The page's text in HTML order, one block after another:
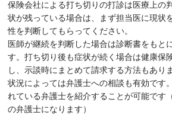
保険会社による打ち切りの打診は医療上の
状が残っている場合は、まず担当医に現状
性を判断してもらってください。
医師が継続を判断した場合は診断書をもと
す。打ち切り後も症状が続く場合は健康保
し、示談時にまとめて請求する方法もありま
状況によっては弁護士への相談も有効です
れている弁護士を紹介することが可能です
の弁護士になります）